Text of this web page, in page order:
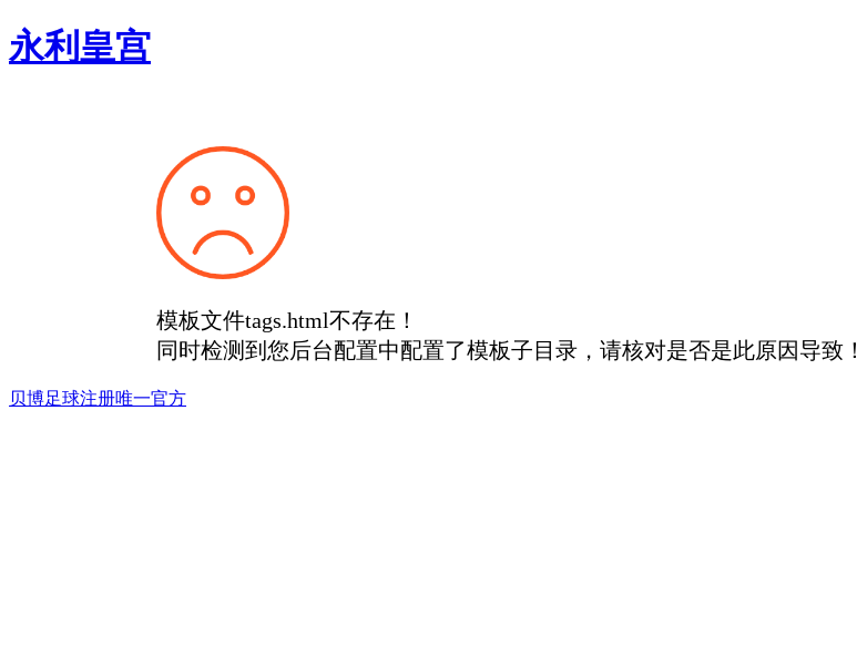
永利皇宫
模板文件tags.html不存在！
同时检测到您后台配置中配置了模板子目录，请核对是否是此原因导致！
贝博足球注册唯一官方